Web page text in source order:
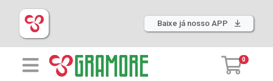
Baixe já nosso APP
0